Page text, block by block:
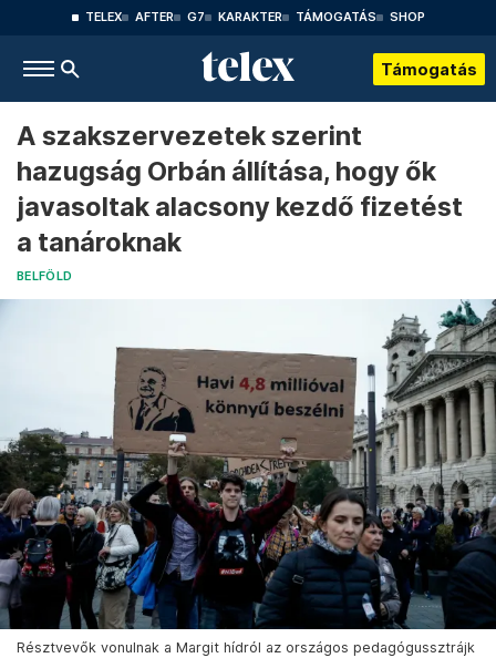
TELEX AFTER G7 KARAKTER TÁMOGATÁS SHOP
Támogatás
A szakszervezetek szerint
hazugság Orbán állítása, hogy ők
javasoltak alacsony kezdő fizetést
a tanároknak
BELFÖLD
Résztvevők vonulnak a Margit hídról az országos pedagógussztrájk